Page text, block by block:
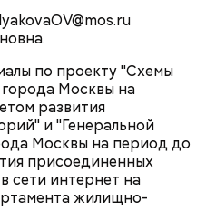
по проекту "Схемы
Москвы на
развития
и "Генеральной
Москвы на период до
присоединенных
сети интернет на
жилищно-
замена
писателя на
по архивным данным, и
со двора на улицу, как
Кроме того, будет
в настоящее время
писателя. Ну и,
водоснабжения и